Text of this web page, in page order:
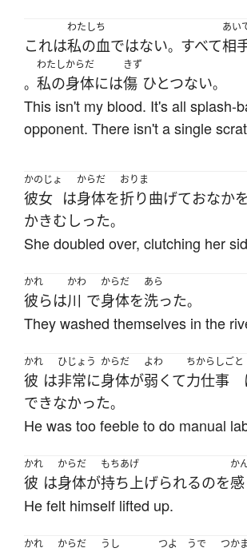
これは
わたし
私の
ち
血ではない。 すべて
あい
相
。
わたし
私の
からだ
身体には
きず
傷 ひとつない。
This isn't my blood. It's all splash-
opponent. There isn't a single
かのじょ
彼女 は
からだ
身体を
おりま
折り曲げておなかを
かきむしった。
She doubled over, clutching her
かれ
彼らは
かわ
川 で
からだ
身体を
あら
洗った。
They washed themselves in the
かれ
彼 は
ひじょう
非常に
からだ
身体が
よわ
弱くて
ちからしごと
力仕事
できなかった。
He was too feeble to do manual
かれ
彼 は
からだ
身体が
もちあげ
持ち上げられるのを
か
He felt himself lifted up.
かれ
からだ うし つよ うで つか